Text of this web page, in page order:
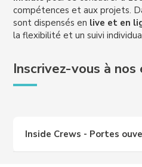
compétences et aux projets.
sont dispensés en live et en
la flexibilité et un suivi
Inscrivez-vous à
Inside Crews - Portes